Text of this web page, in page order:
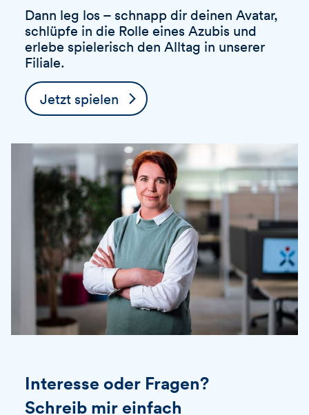
Dann leg los – schnapp dir deinen Avatar,
schlüpfe in die Rolle eines Azubis und
erlebe spielerisch den Alltag in unserer
Filiale.
Jetzt spielen
Interesse oder Fragen?
Schreib mir einfach